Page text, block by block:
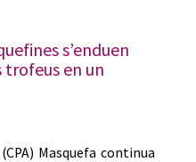
s’enduen
en un
Masquefa continua